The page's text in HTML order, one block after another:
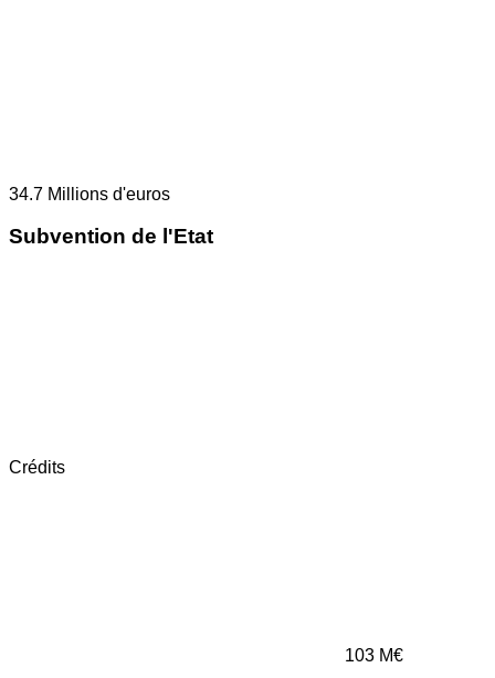
34.7 Millions d'euros
Subvention de l'Etat
Crédits
103 M€